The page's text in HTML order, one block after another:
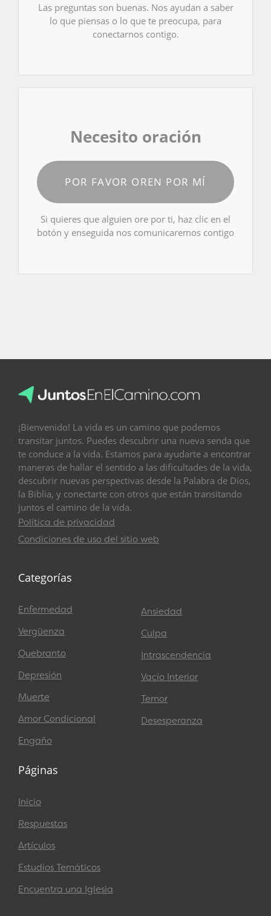
Las preguntas son buenas. Nos ayudan a saber
lo que piensas o lo que te preocupa, para
conectarnos contigo.
Necesito oración
POR FAVOR OREN POR MÍ
Si quieres que alguien ore por ti, haz clic en el
botón y enseguida nos comunicaremos contigo
¡Bienvenido! La vida es un camino que podemos
transitar juntos. Puedes descubrir una nueva senda que
te conduce a la vida. Estamos para ayudarte a encontrar
maneras de hallar el sentido a las dificultades de la vida,
descubrir nuevas perspectivas desde la Palabra de Dios,
la Biblia, y conectarte con otros que están transitando
juntos el camino de la vida.
Política de privacidad
Condiciones de uso del sitio web
Categorías
Enfermedad
Vergüenza
Quebranto
Depresión
Muerte
Amor Condicional
Engaño
Ansiedad
Culpa
Intrascendencia
Vacío Interior
Temor
Desesperanza
Páginas
Inicio
Respuestas
Artículos
Estudios Temáticos
Encuentra una Iglesia